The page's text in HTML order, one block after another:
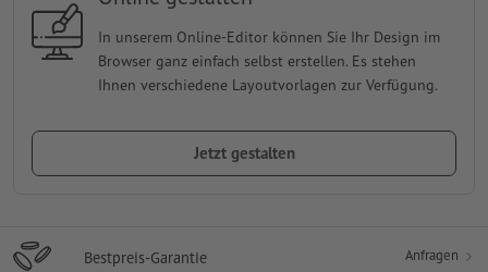
In unserem Online-Editor können Sie Ihr Design im
Browser ganz einfach selbst erstellen. Es stehen
Ihnen verschiedene Layoutvorlagen zur Verfügung.
Jetzt gestalten
Bestpreis-Garantie Anfragen